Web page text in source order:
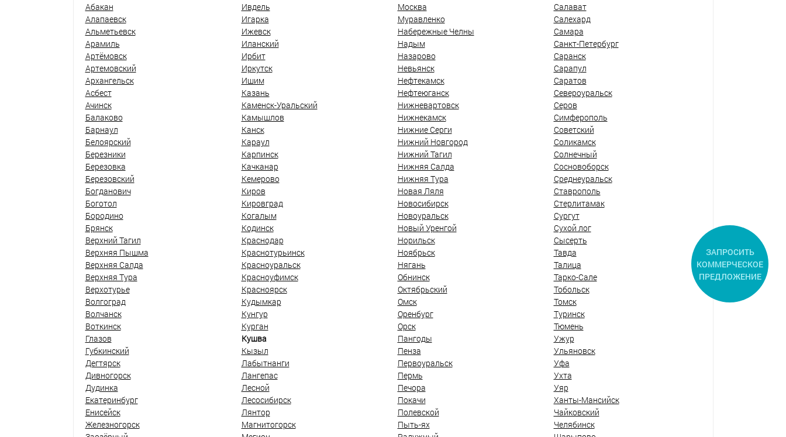
Абакан
Алапаевск
Альметьевск
Арамиль
Артёмовск
Артемовский
Архангельск
Асбест
Ачинск
Балаково
Барнаул
Белоярский
Березники
Березовка
Березовский
Богданович
Боготол
Бородино
Брянск
Верхний Тагил
Верхняя Пышма
Верхняя Салда
Верхняя Тура
Верхотурье
Волгоград
Волчанск
Воткинск
Глазов
Губкинский
Дегтярск
Дивногорск
Дудинка
Екатеринбург
Енисейск
Железногорск
Ивдель
Игарка
Ижевск
Иланский
Ирбит
Иркутск
Ишим
Казань
Каменск-Уральский
Камышлов
Канск
Караул
Карпинск
Качканар
Кемерово
Киров
Кировград
Когалым
Кодинск
Краснодар
Краснотурьинск
Красноуральск
Красноуфимск
Красноярск
Кудымкар
Кунгур
Курган
Кушва
Кызыл
Лабытнанги
Лангепас
Лесной
Лесосибирск
Лянтор
Магнитогорск
Москва
Муравленко
Набережные Челны
Надым
Назарово
Невьянск
Нефтекамск
Нефтеюганск
Нижневартовск
Нижнекамск
Нижние Серги
Нижний Новгород
Нижний Тагил
Нижняя Салда
Нижняя Тура
Новая Ляля
Новосибирск
Новоуральск
Новый Уренгой
Норильск
Ноябрьск
Нягань
Обнинск
Октябрьский
Омск
Оренбург
Орск
Пангоды
Пенза
Первоуральск
Пермь
Печора
Покачи
Полевской
Пыть-ях
Салават
Салехард
Самара
Санкт-Петербург
Саранск
Сарапул
Саратов
Североуральск
Серов
Симферополь
Советский
Соликамск
Солнечный
Сосновоборск
Среднеуральск
Ставрополь
Стерлитамак
Сургут
Сухой лог
Сысерть
Тавда
Талица
Тарко-Сале
Тобольск
Томск
Туринск
Тюмень
Ужур
Ульяновск
Уфа
Ухта
Уяр
Ханты-Мансийск
Чайковский
Челябинск
ЗАПРОСИТЬ
КОММЕРЧЕСКОЕ
ПРЕДЛОЖЕНИЕ